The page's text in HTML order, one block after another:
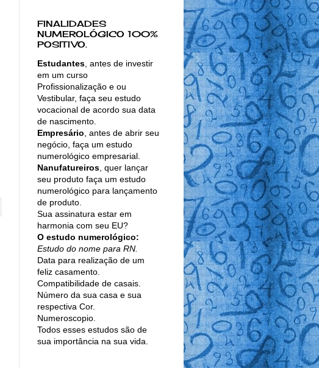
FINALIDADES
NUMEROLÓGICO 100%
POSITIVO.
Estudantes , antes de investir
em um curso
Profissionalização e ou
Vestibular, faça seu estudo
vocacional de acordo sua data
de nascimento.
Empresário , antes de abrir seu
negócio, faça um estudo
numerológico empresarial.
Nanufatureiros , quer lançar
seu produto faça um estudo
numerológico para lançamento
de produto.
Sua assinatura estar em
harmonia com seu EU?
O estudo numerológico:
Estudo do nome para RN.
Data para realização de um
feliz casamento.
Compatibilidade de casais.
Número da sua casa e sua
respectiva Cor.
Numeroscopio.
Todos esses estudos são de
sua importância na sua vida.